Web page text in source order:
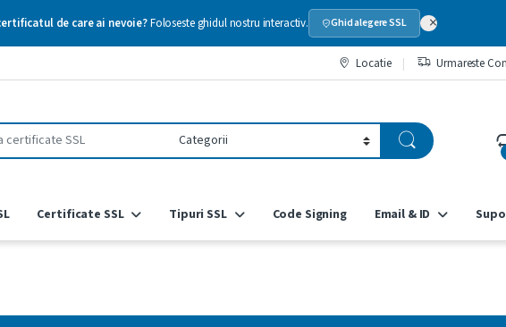
de care ai nevoie?Foloseste ghidul nostru interactiv. Ghid alegere SSL ×
Locatie Urmareste
Certificate SSL Tipuri SSL Code Signing Email & ID